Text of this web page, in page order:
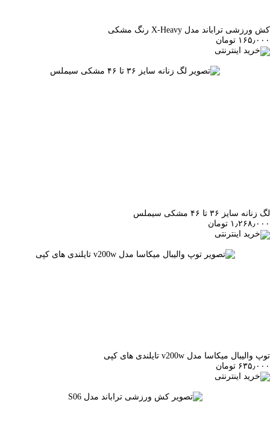
کش ورزشی تراباند مدل X-Heavy رنگ مشکی
۱۶۵٫۰۰۰ تومان
خرید اینترنتی
لگ زنانه سایز ۳۶ تا ۴۶ مشکی سیملس
۱٫۲۶۸٫۰۰۰ تومان
خرید اینترنتی
توپ والیبال میکاسا مدل v200w تایلندی های کپی
۶۳۵٫۰۰۰ تومان
خرید اینترنتی